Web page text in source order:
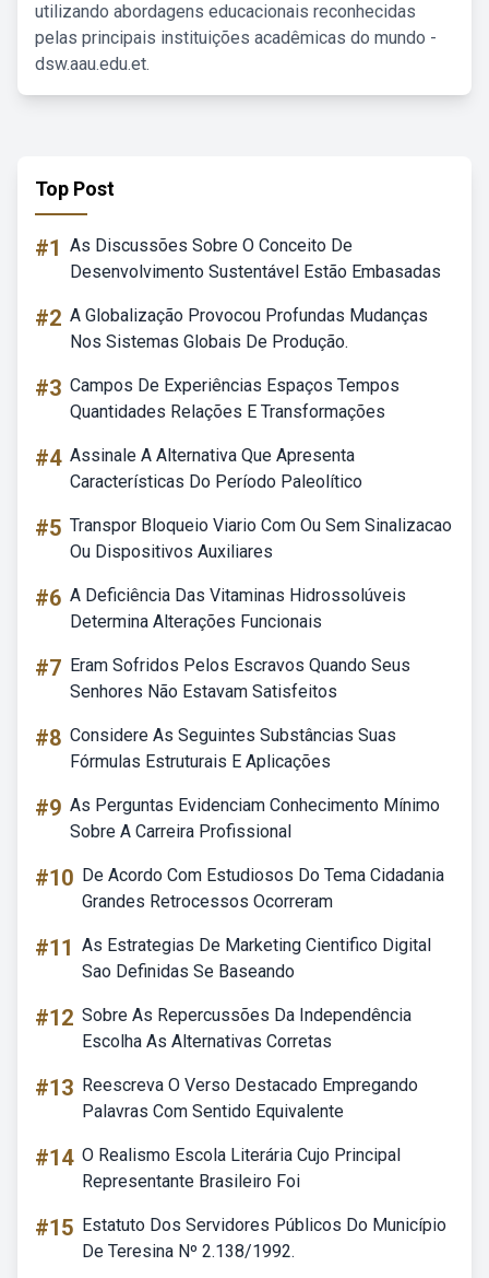
utilizando abordagens educacionais reconhecidas
pelas principais instituições acadêmicas do mundo -
dsw.aau.edu.et.
Top Post
#1 As Discussões Sobre O Conceito De
Desenvolvimento Sustentável Estão Embasadas
#2 A Globalização Provocou Profundas Mudanças
Nos Sistemas Globais De Produção.
#3 Campos De Experiências Espaços Tempos
Quantidades Relações E Transformações
#4 Assinale A Alternativa Que Apresenta
Características Do Período Paleolítico
#5 Transpor Bloqueio Viario Com Ou Sem Sinalizacao
Ou Dispositivos Auxiliares
#6 A Deficiência Das Vitaminas Hidrossolúveis
Determina Alterações Funcionais
#7 Eram Sofridos Pelos Escravos Quando Seus
Senhores Não Estavam Satisfeitos
#8 Considere As Seguintes Substâncias Suas
Fórmulas Estruturais E Aplicações
#9 As Perguntas Evidenciam Conhecimento Mínimo
Sobre A Carreira Profissional
#10 De Acordo Com Estudiosos Do Tema Cidadania
Grandes Retrocessos Ocorreram
#11 As Estrategias De Marketing Cientifico Digital
Sao Definidas Se Baseando
#12 Sobre As Repercussões Da Independência
Escolha As Alternativas Corretas
#13 Reescreva O Verso Destacado Empregando
Palavras Com Sentido Equivalente
#14 O Realismo Escola Literária Cujo Principal
Representante Brasileiro Foi
#15 Estatuto Dos Servidores Públicos Do Município
De Teresina Nº 2.138/1992.